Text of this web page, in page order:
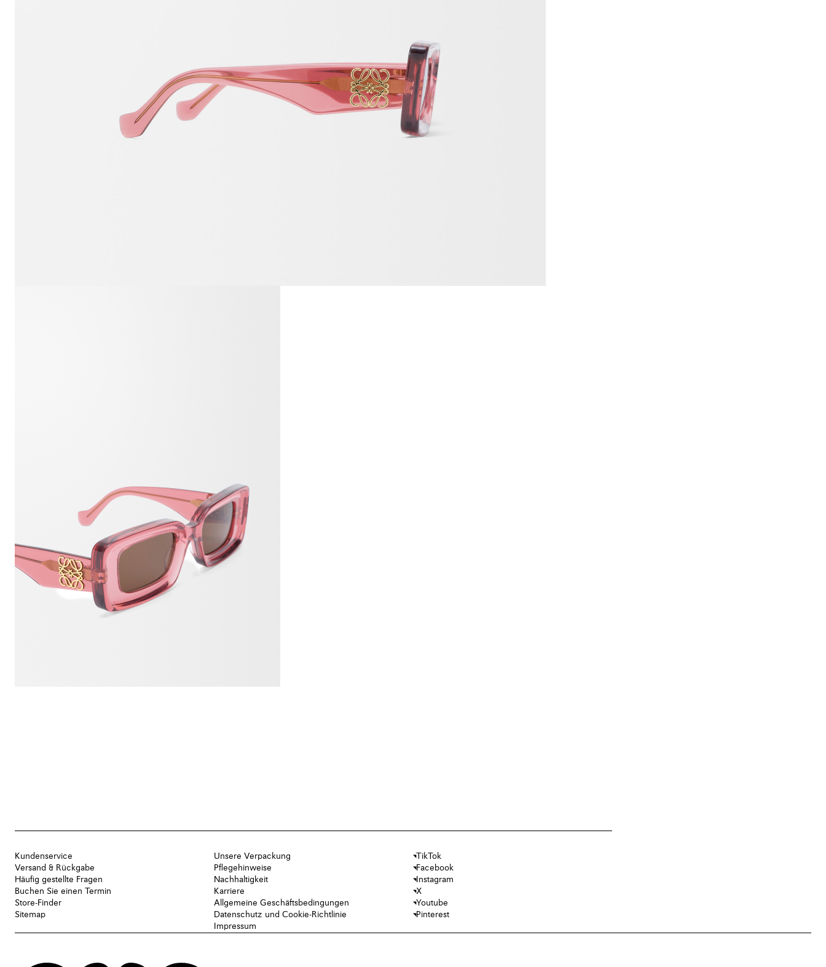
Kundenservice
Versand & Rückgabe
Häufig gestellte Fragen
Buchen Sie einen Termin
Store-Finder
Sitemap
Unsere Verpackung
Pflegehinweise
Nachhaltigkeit
Karriere
Allgemeine Geschäftsbedingungen
Datenschutz und Cookie-Richtlinie
Impressum
TikTok
Facebook
Instagram
X
Youtube
Pinterest